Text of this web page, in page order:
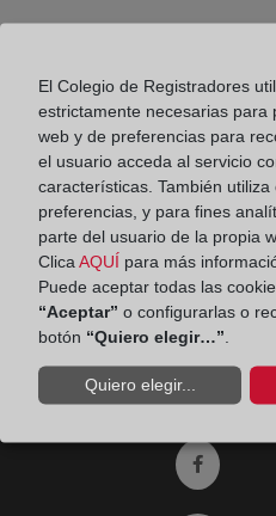
Colegio de
Príncipe de Vergara 70.
Teléfono:91 270 17 96
Fax:
91 564 11 59
Email:
Registro de entrada del
Ir a
El Colegio de Registradores
estrictamente necesarias para
web y de preferencias para
el usuario acceda al servicio
características. También
preferencias, y para fines
parte del usuario de la propia
Clica AQUÍ para más
Puede aceptar todas las
“Aceptar” o configurarlas o
botón “Quiero elegir…”
Quiero elegir...